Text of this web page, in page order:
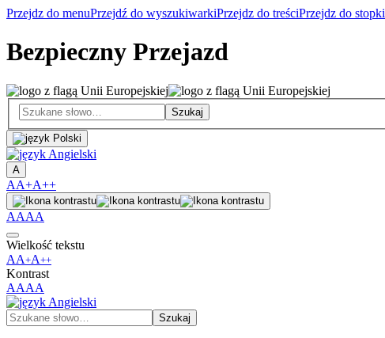
Przejdz do menuPrzejdź do wyszukiwarkiPrzejdz do treściPrzejdz do stopki
Bezpieczny Przejazd
A
AA+A++
AAAA
Wielkość tekstu
AA+A++
Kontrast
AAAA